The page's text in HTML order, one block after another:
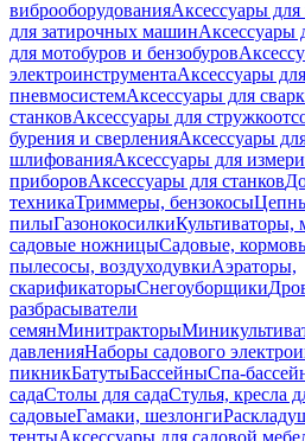
виброоборудованияАксессуары для
для затирочных машинАксессуары
для мотобуров и бензобуров
электроинструментаАксессуары
пневмосистемАксессуары для
станковАксессуары для
бурения и сверленияАксессуары
шлифованияАксессуары для
приборовАксессуары для станков
техникаТриммеры, бензокосы
пилыГазонокосилкиКультиваторы,
садовые ножницыСадовые,
пылесосы, воздуходувкиАэраторы,
скарификаторыСнегоуборщики
разбрасыватели
семянМинитракторы
давленияНаборы садового
пикникБатутыБассейныСпа-
садаСтолы для садаСтулья, кресла
садовыеГамаки, шезлонги
тентыАксессуары для садовой